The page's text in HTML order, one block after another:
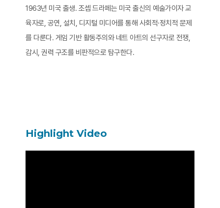
1963년 미국 출생. 조셉 드라페는 미국 출신의 예술가이자 교
육자로, 공연, 설치, 디지털 미디어를 통해 사회적·정치적 문제
를 다룬다. 게임 기반 활동주의와 네트 아트의 선구자로 전쟁,
감시, 권력 구조를 비판적으로 탐구한다.
Highlight Video